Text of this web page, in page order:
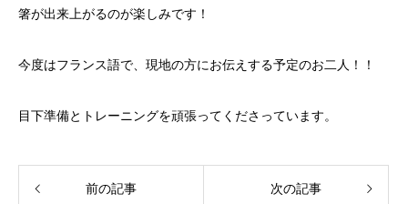
箸が出来上がるのが楽しみです！
今度はフランス語で、現地の方にお伝えする予定のお二人！！
目下準備とトレーニングを頑張ってくださっています。
前の記事 次の記事